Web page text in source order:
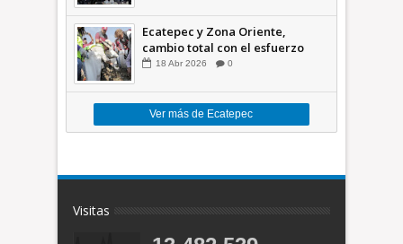
Ecatepec y Zona Oriente,
cambio total con el esfuerzo
conjunto: Azucena; retiran 21
18 Abr 2026 0
Ver más de Ecatepec
Visitas